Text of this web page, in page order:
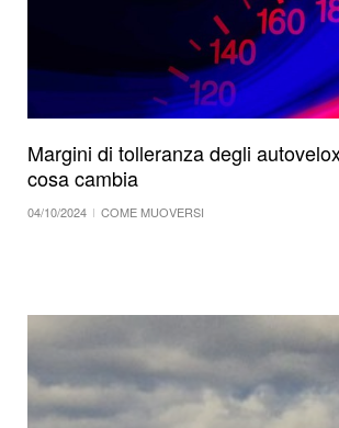
Margini di tolleranza degli
cosa cambia
04/10/2024 COME MUOVERSI